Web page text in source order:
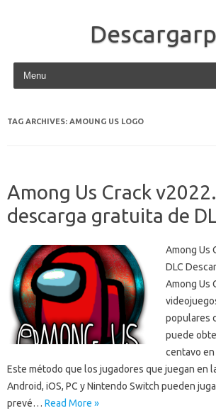
Skip to content
TAG ARCHIVES: AMOUNG US LOGO
Among Us Crack
descarga gratuita de
Among Us
DLC
Among Us
populares
puede
centavo en
Este método que los jugadores que juegan en
Android, iOS, PC y Nintendo Switch pueden
prevé… Read More »